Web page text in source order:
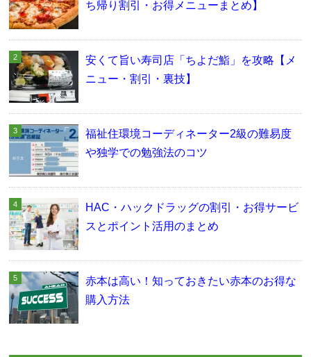
ち帰り割引・お得メニューまとめ】
安くて旨い寿司店「ちよだ鮨」を攻略【メ
ニュー・割引・裏技】
福祉住環境コーディネーター2級の難易度
や独学での勉強法のコツ
HAC・ハックドラッグの割引・お得サービ
スとポイント活用のまとめ
赤本は高い！知っておきたい赤本のお得な
購入方法